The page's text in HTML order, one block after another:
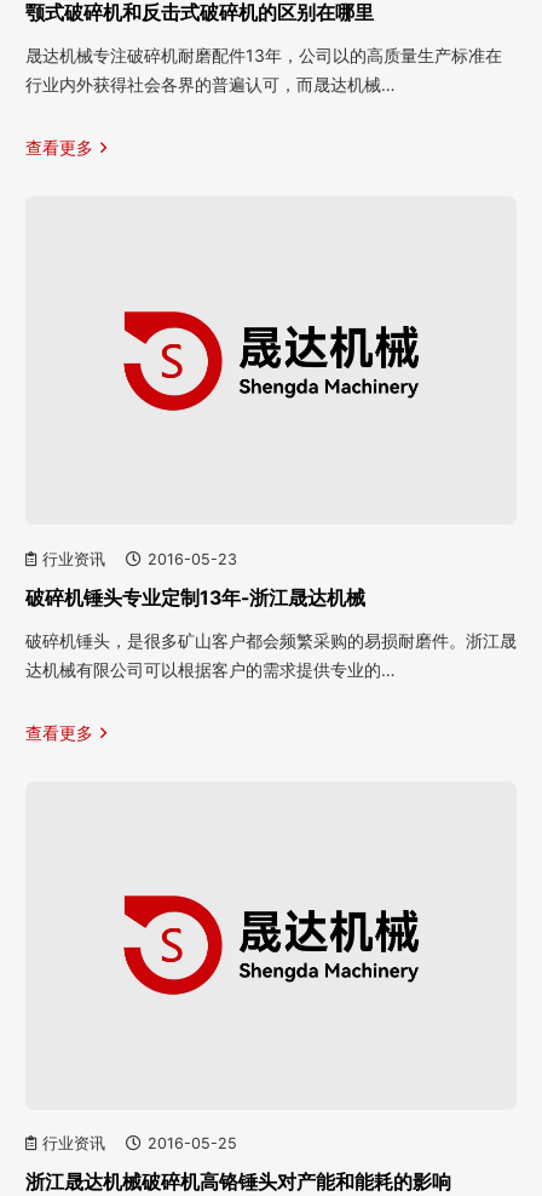
颚式破碎机和反击式破碎机的区别在哪里
晟达机械专注破碎机耐磨配件13年，公司以的高质量生产标准在
行业内外获得社会各界的普遍认可，而晟达机械…
查看更多
行业资讯 2016-05-23
破碎机锤头专业定制13年-浙江晟达机械
破碎机锤头，是很多矿山客户都会频繁采购的易损耐磨件。浙江晟
达机械有限公司可以根据客户的需求提供专业的…
查看更多
行业资讯 2016-05-25
浙江晟达机械破碎机高铬锤头对产能和能耗的影响